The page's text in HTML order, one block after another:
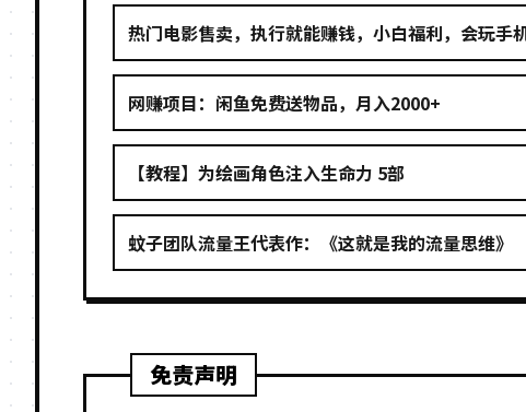
热门电影售卖，执行就能赚钱，小白福利，会玩手
网赚项目：闲鱼免费送物品，月入2000+
【教程】为绘画角色注入生命力 5部
蚊子团队流量王代表作：《这就是我的流量思维》
免责声明